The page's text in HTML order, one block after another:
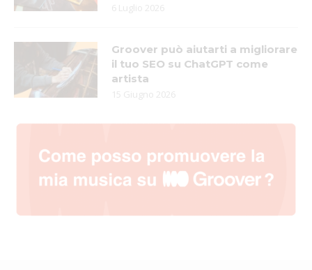
6 Luglio 2026
Groover può aiutarti a migliorare
il tuo SEO su ChatGPT come
artista
15 Giugno 2026